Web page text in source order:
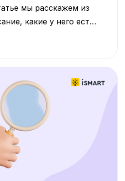
мы расскажем из
какие у него есть
приведём
текстов, и дадим
текст-описание в